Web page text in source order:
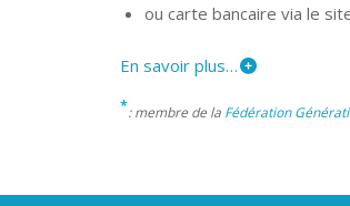
ou carte bancaire via le
En savoir plus…
*: membre de la Fédération